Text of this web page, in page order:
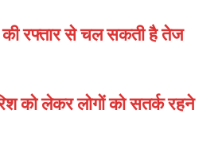
रफ्तार से चल सकती है तेज
को लेकर लोगों को सतर्क रहने